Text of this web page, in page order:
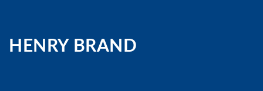
HENRY BRAND